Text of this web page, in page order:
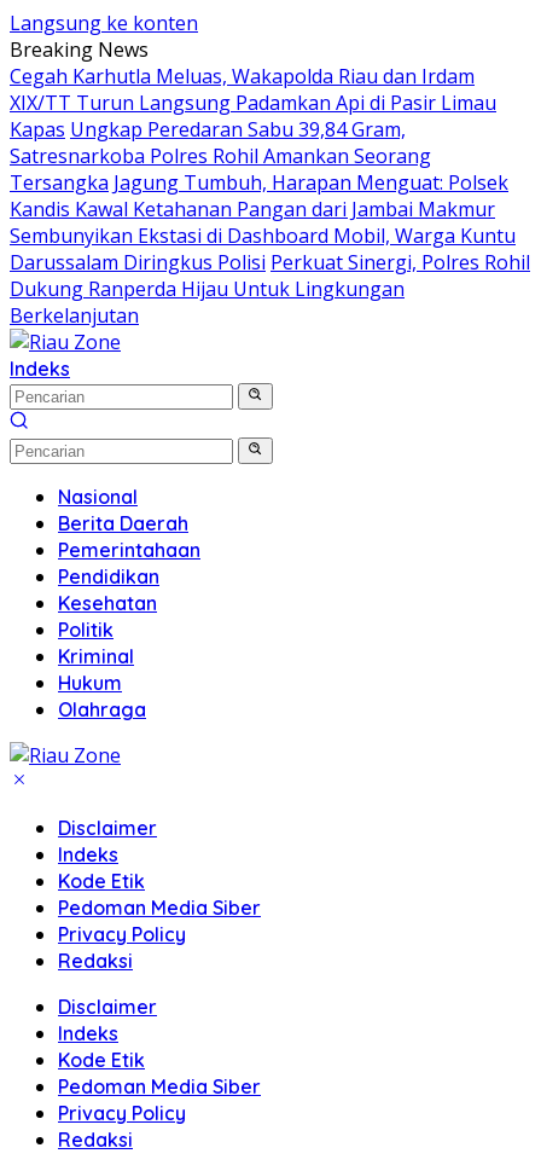
Langsung ke konten
Breaking News
Cegah Karhutla Meluas, Wakapolda Riau dan Irdam
XIX/TT Turun Langsung Padamkan Api di Pasir Limau
Kapas Ungkap Peredaran Sabu 39,84 Gram,
Satresnarkoba Polres Rohil Amankan Seorang
Tersangka Jagung Tumbuh, Harapan Menguat: Polsek
Kandis Kawal Ketahanan Pangan dari Jambai Makmur
Sembunyikan Ekstasi di Dashboard Mobil, Warga Kuntu
Darussalam Diringkus Polisi Perkuat Sinergi, Polres Rohil
Dukung Ranperda Hijau Untuk Lingkungan
Berkelanjutan
Indeks
Nasional
Berita Daerah
Pemerintahaan
Pendidikan
Kesehatan
Politik
Kriminal
Hukum
Olahraga
Disclaimer
Indeks
Kode Etik
Pedoman Media Siber
Privacy Policy
Redaksi
Disclaimer
Indeks
Kode Etik
Pedoman Media Siber
Privacy Policy
Redaksi